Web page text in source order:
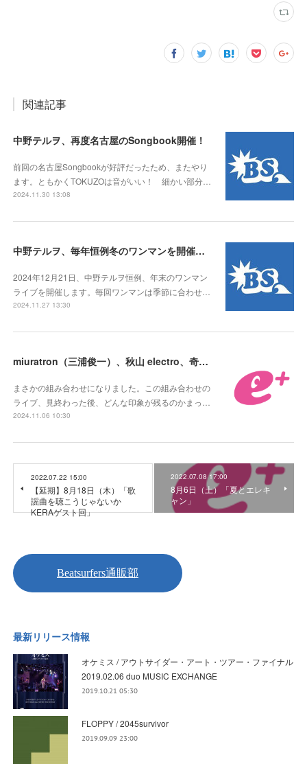
関連記事
中野テルヲ、再度名古屋のSongbook開催！
前回の名古屋Songbookが好評だったため、またやり
ます。ともかくTOKUZOは音がいい！ 細かい部分…
2024.11.30 13:08
中野テルヲ、毎年恒例冬のワンマンを開催。いわゆる「テルヲ納め」！
2024年12月21日、中野テルヲ恒例、年末のワンマン
ライブを開催します。毎回ワンマンは季節に合わせ…
2024.11.27 13:30
miuratron（三浦俊一）、秋山 electro、奇跡のツーマンライブ開催！
まさかの組み合わせになりました。この組み合わせの
ライブ、見終わった後、どんな印象が残るのかまっ…
2024.11.06 10:30
2022.07.22 15:00
【延期】8月18日（木）「歌
謡曲を聴こうじゃないか
KERAゲスト回」
2022.07.08 17:00
8月6日（土）「夏とエレキ
ャン」
最新リリース情報
オケミス / アウトサイダー・アート・ツアー・ファイナル
2019.02.06 duo MUSIC EXCHANGE
2019.10.21 05:30
FLOPPY / 2045survivor
2019.09.09 23:00